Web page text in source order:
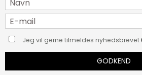
Jeg vil gerne tilmeldes nyhedsbrevet
GODKEND